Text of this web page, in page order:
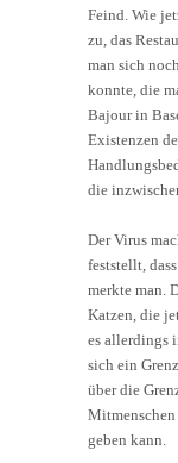
Feind. Wie
zu, das
man sich
konnte, die
Bajour in
Existenzen
die
Der Virus
feststellt,
merkte man.
Katzen, die
es allerdings
sich ein
über die
Mitmenschen
geben kann.